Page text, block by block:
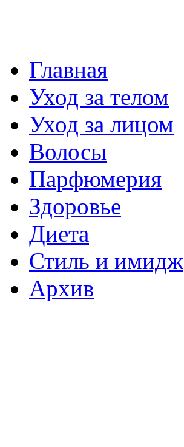
Главная
Уход за телом
Уход за лицом
Волосы
Парфюмерия
Здоровье
Диета
Стиль и имидж
Архив